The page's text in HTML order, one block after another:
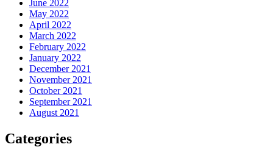
June 2022
May 2022
April 2022
March 2022
February 2022
January 2022
December 2021
November 2021
October 2021
September 2021
August 2021
Categories